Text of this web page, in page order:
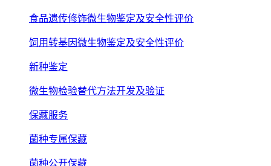
食品遗传修饰微生物鉴定及安全性评价
饲用转基因微生物鉴定及安全性评价
新种鉴定
微生物检验替代方法开发及验证
保藏服务
菌种专属保藏
菌种公开保藏